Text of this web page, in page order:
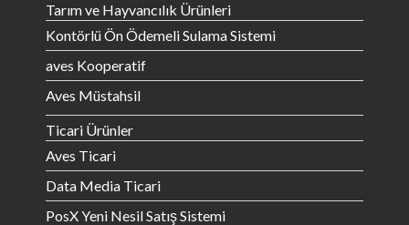
Tarım ve Hayvancılık Ürünleri
Kontörlü Ön Ödemeli Sulama Sistemi
aves Kooperatif
Aves Müstahsil
Ticari Ürünler
Aves Ticari
Data Media Ticari
PosX Yeni Nesil Satış Sistemi